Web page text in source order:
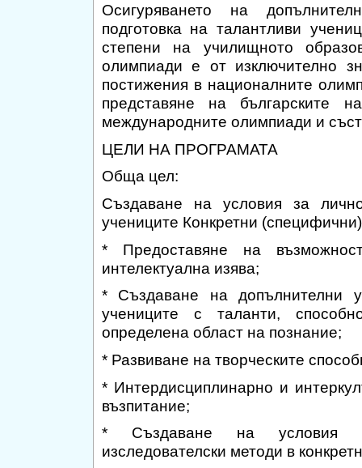
Осигуряването на
подготовка на талантливи
степени на училищното
олимпиади е от изключително
постижения в националните
представяне на българските
международните олимпиади и
ЦЕЛИ НА ПРОГРАМАТА
Обща цел:
Създаване на условия за
учениците Конкретни
* Предоставяне на
интелектуална изява;
* Създаване на допълнителни
учениците с таланти,
определена област на познание;
* Развиване на творческите
* Интердисциплинарно и
възпитание;
* Създаване на условия
изследователски методи в